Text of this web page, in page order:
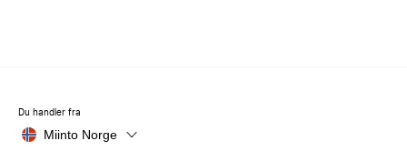
Du handler fra
Miinto Norge